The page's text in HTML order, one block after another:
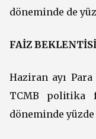
döneminde de
FAİZ BEKLENTİSİ
Haziran ayı
TCMB politika
döneminde